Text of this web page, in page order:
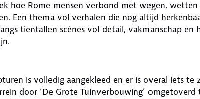
hoe Rome mensen verbond met wegen,
Een thema vol verhalen die nog altijd
tientallen scènes vol detail, vakmanschap en
is volledig aangekleed en er is overal iets te
door ‘De Grote Tuinverbouwing’